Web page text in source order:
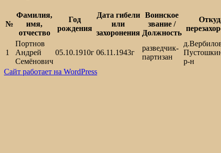
№
Фамилия,
имя,
отчество
Год
рождения
Дата гибели
или
захоронения
Воинское
звание /
Должность
1
Портнов
Андрей
Семёнович
05.10.1910г 06.11.1943г
разведчик-
партизан
р-н
Сайт работает на WordPress